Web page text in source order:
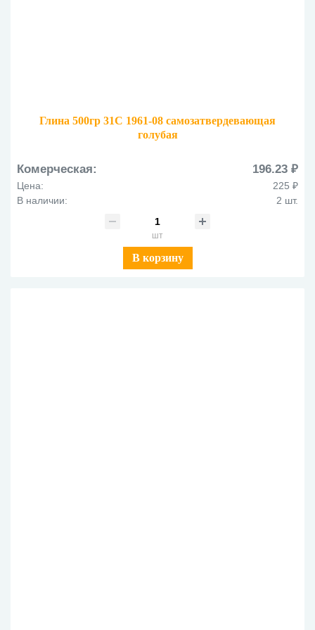
Глина 500гр 31С 1961-08 самозатвердевающая
голубая
Комерческая: 196.23 ₽
Цена:
225 ₽
В наличии:
2 шт.
шт
В корзину